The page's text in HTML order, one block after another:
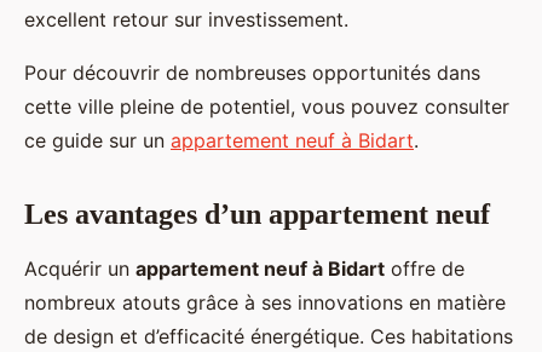
excellent retour sur investissement.
Pour découvrir de nombreuses opportunités dans
cette ville pleine de potentiel, vous pouvez consulter
ce guide sur un appartement neuf à Bidart.
Les avantages d’un appartement neuf
Acquérir un appartement neuf à Bidart offre de
nombreux atouts grâce à ses innovations en matière
de design et d’efficacité énergétique. Ces habitations